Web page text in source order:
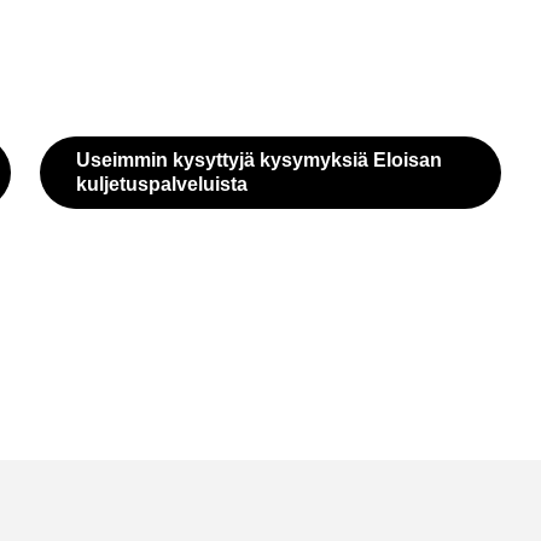
Useim­min ky­syt­ty­jä ky­sy­myk­siä Eloi­san
kul­je­tus­pal­ve­luis­ta